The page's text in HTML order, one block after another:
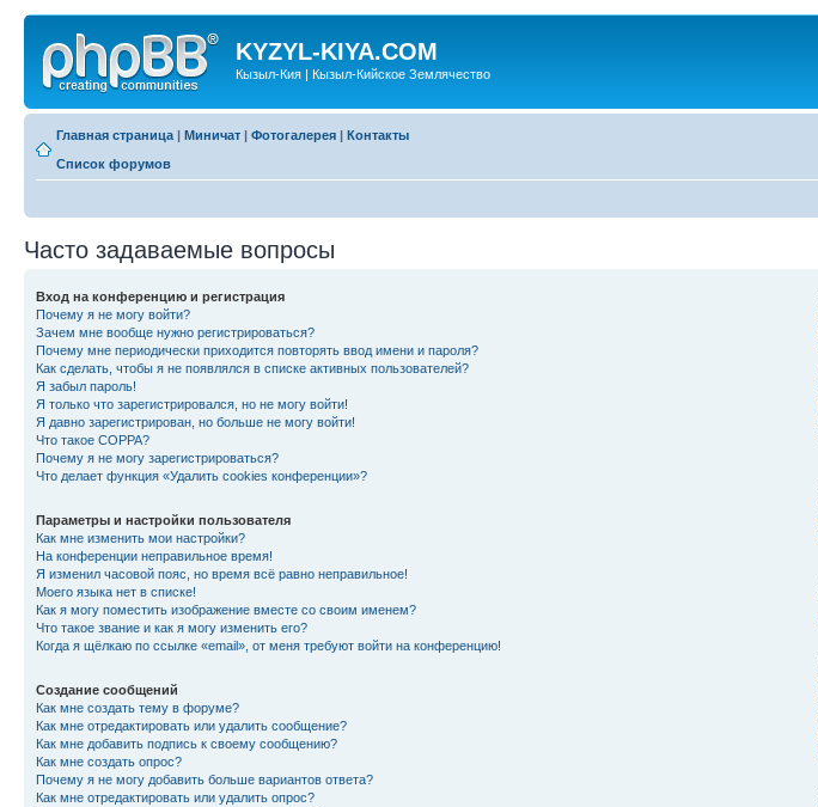
KYZYL-KIYA.COM
Кызыл-Кия | Кызыл-Кийское Землячество
Главная страница | Миничат | Фотогалерея | Контакты
Список форумов
Часто задаваемые вопросы
Вход на конференцию и регистрация
Почему я не могу войти?
Зачем мне вообще нужно регистрироваться?
Почему мне периодически приходится повторять ввод имени и пароля?
Как сделать, чтобы я не появлялся в списке активных пользователей?
Я забыл пароль!
Я только что зарегистрировался, но не могу войти!
Я давно зарегистрирован, но больше не могу войти!
Что такое COPPA?
Почему я не могу зарегистрироваться?
Что делает функция «Удалить cookies конференции»?
Параметры и настройки пользователя
Как мне изменить мои настройки?
На конференции неправильное время!
Я изменил часовой пояс, но время всё равно неправильное!
Моего языка нет в списке!
Как я могу поместить изображение вместе со своим именем?
Что такое звание и как я могу изменить его?
Когда я щёлкаю по ссылке «email», от меня требуют войти на конференцию!
Создание сообщений
Как мне создать тему в форуме?
Как мне отредактировать или удалить сообщение?
Как мне добавить подпись к своему сообщению?
Как мне создать опрос?
Почему я не могу добавить больше вариантов ответа?
Как мне отредактировать или удалить опрос?